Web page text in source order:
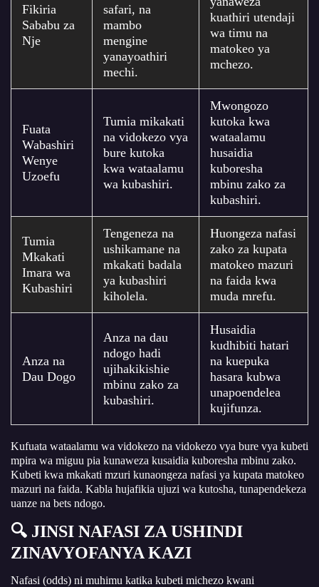
Fikiria
Sababu za
Nje
safari, na
mambo
mengine
yanayoathiri
mechi.
kuathiri utendaji
wa timu na
matokeo ya
mchezo.
Fuata
Wabashiri
Wenye
Uzoefu
Tumia mikakati
na vidokezo vya
bure kutoka
kwa wataalamu
wa kubashiri.
Mwongozo
kutoka kwa
wataalamu
husaidia
kuboresha
mbinu zako za
kubashiri.
Tumia
Mkakati
Imara wa
Kubashiri
Tengeneza na
ushikamane na
mkakati badala
ya kubashiri
kiholela.
Huongeza nafasi
zako za kupata
matokeo mazuri
na faida kwa
muda mrefu.
Anza na
Dau Dogo
Anza na dau
ndogo hadi
ujihakikishie
mbinu zako za
kubashiri.
Husaidia
kudhibiti hatari
na kuepuka
hasara kubwa
unapoendelea
kujifunza.
Kufuata wataalamu wa vidokezo na vidokezo vya bure vya kubeti
mpira wa miguu pia kunaweza kusaidia kuboresha mbinu zako.
Kubeti kwa mkakati mzuri kunaongeza nafasi ya kupata matokeo
mazuri na faida. Kabla hujafikia ujuzi wa kutosha, tunapendekeza
uanze na bets ndogo.
🔍 JINSI NAFASI ZA USHINDI
ZINAVYOFANYA KAZI
Nafasi (odds) ni muhimu katika kubeti michezo kwani